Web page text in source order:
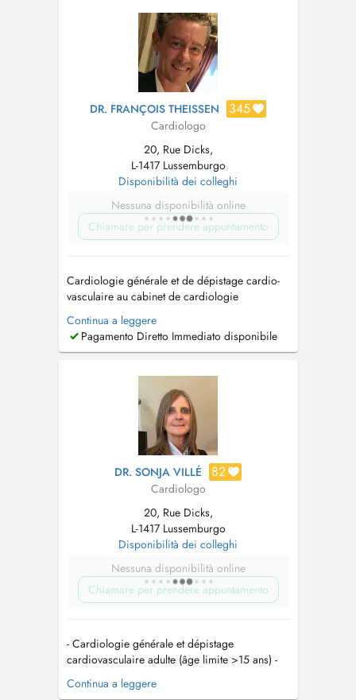
cardiaque et des troub...
DR. FRANÇOIS THEISSEN 345
Cardiologo
20, Rue Dicks,
L-1417 Lussemburgo
Disponibilità dei colleghi
Nessuna disponibilità online
Chiamare per prendere appuntamento
Cardiologie générale et de dépistage cardio-
vasculaire au cabinet de cardiologie
Echocardiographie Doppler des vaisseaux du
cou Evaluation à l'effort Holter ECG Holter
Tensionnel Contrôle de pacemaker...
Continua a leggere
Pagamento Diretto Immediato disponibile
DR. SONJA VILLÉ 82
Cardiologo
20, Rue Dicks,
L-1417 Lussemburgo
Disponibilità dei colleghi
Nessuna disponibilità online
Chiamare per prendere appuntamento
- Cardiologie générale et dépistage
cardiovasculaire adulte (âge limite >15 ans) -
Echographie cardiaque - Test à l'effort - Holter
fréquence cardiaque et pression artérielle -
Continua a leggere